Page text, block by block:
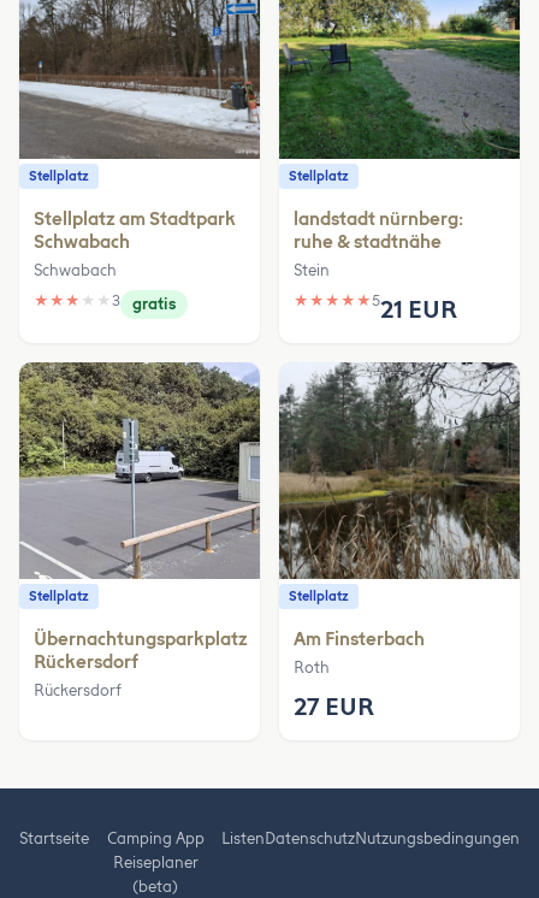
Stellplatz
Stellplatz am Stadtpark
Schwabach
Schwabach
★ ★ ★ ★ ★ 3 gratis
Stellplatz
landstadt nürnberg:
ruhe & stadtnähe
Stein
★ ★ ★ ★ ★521 EUR
Stellplatz
Übernachtungsparkplatz
Rückersdorf
Rückersdorf
Stellplatz
Am Finsterbach
Roth
27 EUR
Startseite
Camping App
Reiseplaner
(beta)
Listen DatenschutzNutzungsbedingungen